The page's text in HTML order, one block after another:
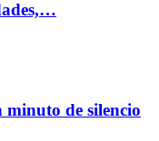
de silencio